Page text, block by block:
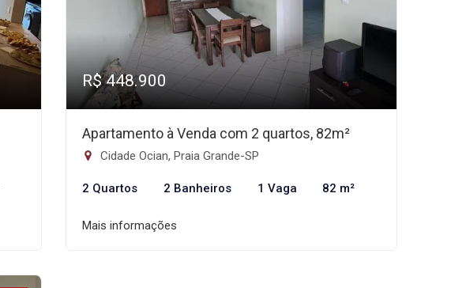
R$ 448.900
Apartamento à Venda com 2 quartos, 82m²
Cidade Ocian, Praia Grande-SP
2 Quartos 2 Banheiros 1 Vaga 82 m²
Mais informações